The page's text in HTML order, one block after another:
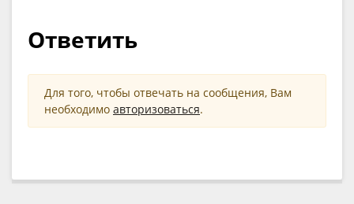
Ответить
Для того, чтобы отвечать на сообщения, Вам
необходимо авторизоваться.